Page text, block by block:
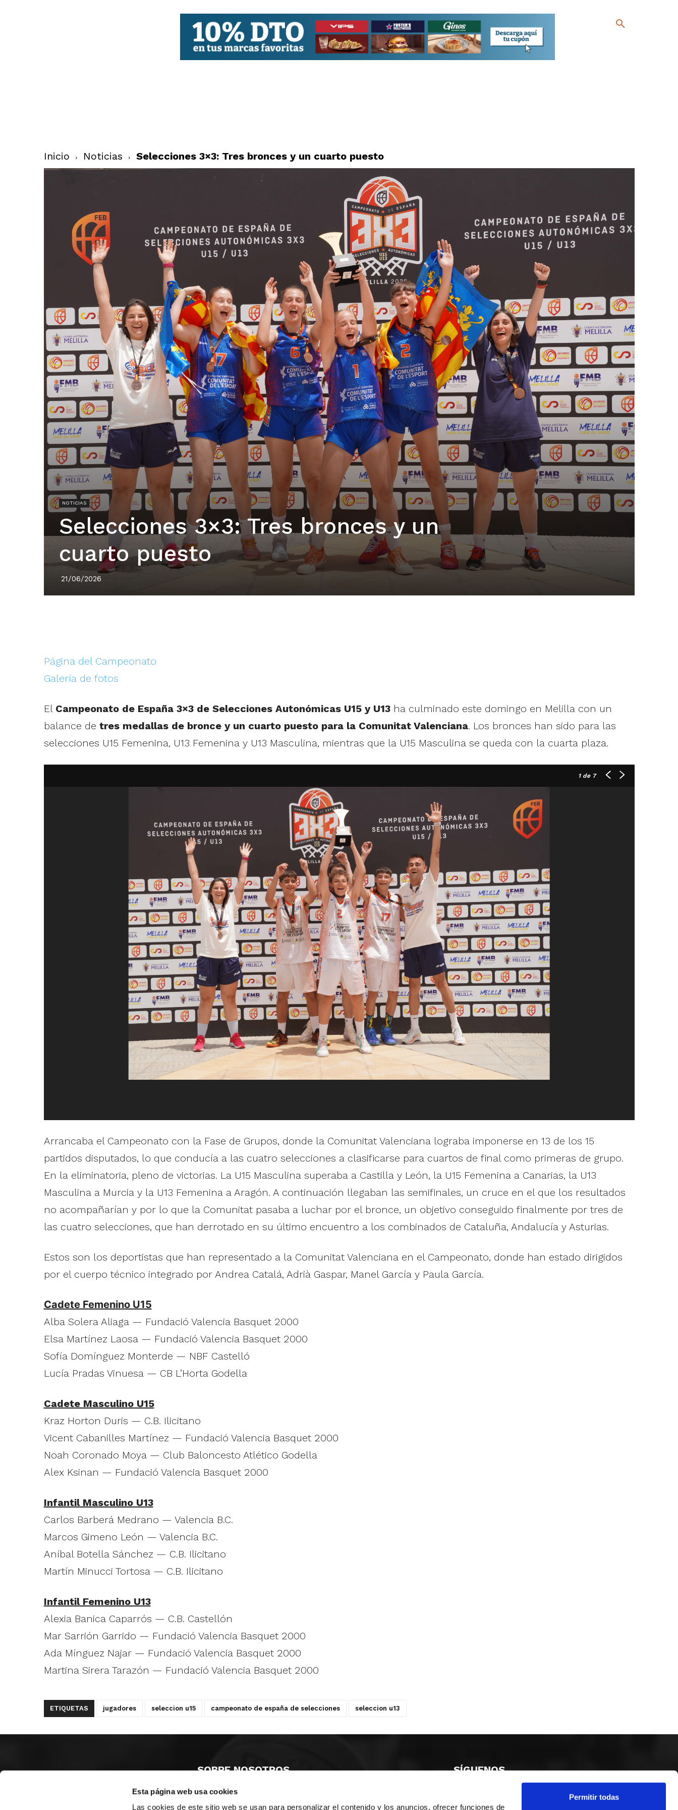
Esta página web usa cookies
Las cookies de este sitio web se usan para personalizar el contenido y los anuncios, ofrecer funciones de
Permitir todas
Inicio Noticias Selecciones 3×3: Tres bronces y un cuarto puesto
NOTICIAS
Selecciones 3×3: Tres bronces y un
cuarto puesto
21/06/2026
Página del Campeonato
Galería de fotos
El Campeonato de España 3×3 de Selecciones Autonómicas U15 y U13ha culminado este domingo en Melilla con un
balance de tres medallas de bronce y un cuarto puesto para la Comunitat Valenciana. Los bronces han sido para las
selecciones U15 Femenina, U13 Femenina y U13 Masculina, mientras que la U15 Masculina se queda con la cuarta plaza.
1de 7
Arrancaba el Campeonato con la Fase de Grupos, donde la Comunitat Valenciana lograba imponerse en 13 de los 15
partidos disputados, lo que conducía a las cuatro selecciones a clasificarse para cuartos de final como primeras de grupo.
En la eliminatoria, pleno de victorias. La U15 Masculina superaba a Castilla y León, la U15 Femenina a Canarias, la U13
Masculina a Murcia y la U13 Femenina a Aragón. A continuación llegaban las semifinales, un cruce en el que los resultados
no acompañarían y por lo que la Comunitat pasaba a luchar por el bronce, un objetivo conseguido finalmente por tres de
las cuatro selecciones, que han derrotado en su último encuentro a los combinados de Cataluña, Andalucía y Asturias.
Estos son los deportistas que han representado a la Comunitat Valenciana en el Campeonato, donde han estado dirigidos
por el cuerpo técnico integrado por Andrea Catalá, Adrià Gaspar, Manel García y Paula García.
Cadete Femenino U15
Alba Solera Aliaga — Fundació Valencia Basquet 2000
Elsa Martínez Laosa — Fundació Valencia Basquet 2000
Sofía Domínguez Monterde — NBF Castelló
Lucía Pradas Vinuesa — CB L’Horta Godella
Cadete Masculino U15
Kraz Horton Duris — C.B. Ilicitano
Vicent Cabanilles Martínez — Fundació Valencia Basquet 2000
Noah Coronado Moya — Club Baloncesto Atlético Godella
Alex Ksinan — Fundació Valencia Basquet 2000
Infantil Masculino U13
Carlos Barberá Medrano — Valencia B.C.
Marcos Gimeno León — Valencia B.C.
Aníbal Botella Sánchez — C.B. Ilicitano
Martín Minucci Tortosa — C.B. Ilicitano
Infantil Femenino U13
Alexia Banica Caparrós — C.B. Castellón
Mar Sarrión Garrido — Fundació Valencia Basquet 2000
Ada Mínguez Najar — Fundació Valencia Basquet 2000
Martina Sirera Tarazón — Fundació Valencia Basquet 2000
ETIQUETAS jugadores seleccion u15 campeonato de españa de selecciones seleccion u13
SOBRE NOSOTROS
CASTELLON
VALENCIA
MONESTIR DE POBLET 14 1ª 3º
SÍGUENOS